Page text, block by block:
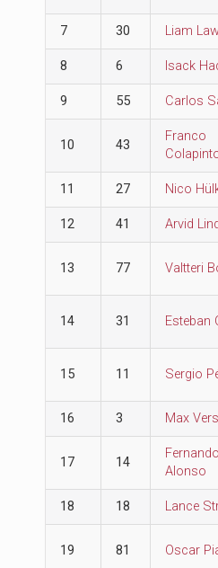
7 30 Liam
8 6 Isack
9 55 Carlos
10 43
Franco
11 27 Nico
12 41 Arvid
13 77 Valtteri
14 31 Esteban
15 11 Sergio
16 3 Max
17 14
Fernando
Alonso
18 18 Lance
19 81 Oscar